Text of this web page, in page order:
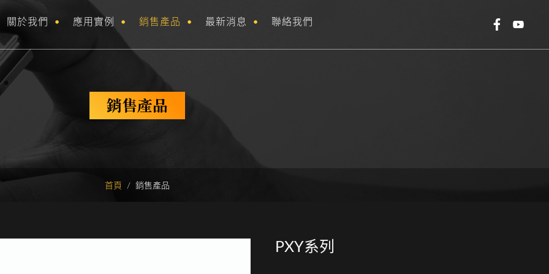
關於我們 應用實例 銷售產品 最新消息 聯絡我們
銷售產品
首頁 / 銷售產品
PXY系列